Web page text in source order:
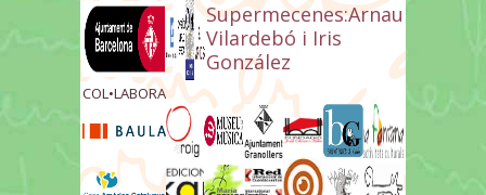
Supermecenes:Arnau
Vilardebó i Iris
González
COL•LABORA